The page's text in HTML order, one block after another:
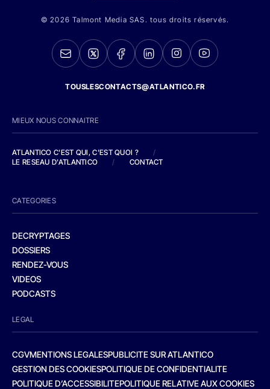
© 2026 Talmont Media SAS. tous droits réservés.
TOUSLESCONTACTS@ATLANTICO.FR
MIEUX NOUS CONNAITRE
ATLANTICO C'EST QUI, C'EST QUOI ?
/
LE RESEAU D'ATLANTICO
/ CONTACT
CATEGORIES
DECRYPTAGES
DOSSIERS
RENDEZ-VOUS
VIDEOS
PODCASTS
LEGAL
CGVMENTIONS LEGALESPUBLICITE SUR ATLANTICO
GESTION DES COOKIESPOLITIQUE DE CONFIDENTIALITE
POLITIQUE D’ACCESSIBILITEPOLITIQUE RELATIVE AUX COOKIES